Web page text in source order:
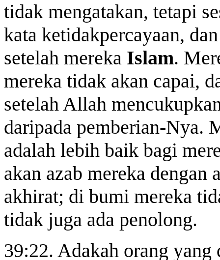
tidak mengatakan, tetapi
kata ketidakpercayaan,
setelah mereka Islam.
mereka tidak akan capai,
setelah Allah
daripada pemberian-Nya.
adalah lebih baik bagi
akan azab mereka
akhirat; di bumi mereka
tidak juga ada penolong.
39:22. Adakah orang